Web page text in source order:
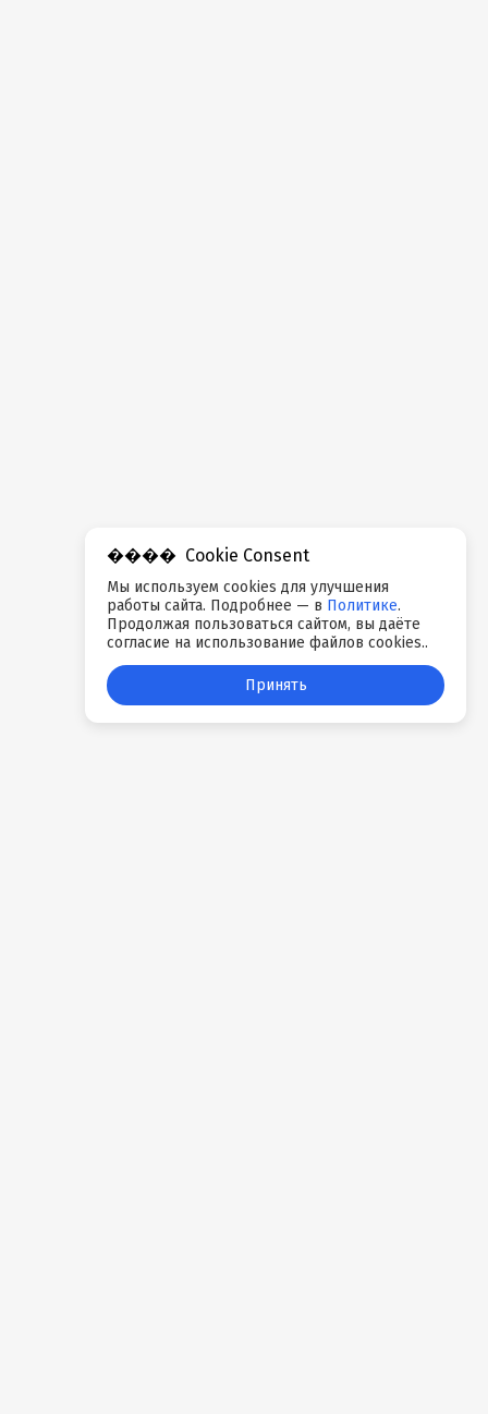
Cookie Consent
Мы используем cookies для улучшения
работы сайта. Подробнее — в Политике.
Продолжая пользоваться сайтом, вы даёте
согласие на использование файлов cookies..
Принять